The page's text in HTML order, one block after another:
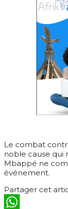
Le combat
noble cause qui
Mbappé ne
événement.
Partager cet